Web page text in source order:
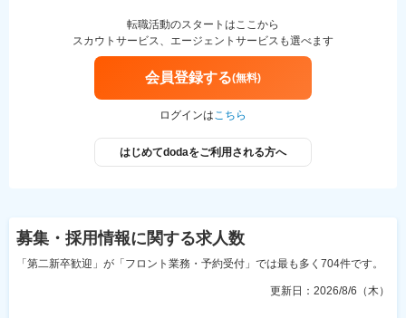
転職活動のスタートはここから
スカウトサービス、エージェントサービスも選べます
会員登録する(無料)
ログインはこちら
はじめてdodaをご利用される方へ
募集・採用情報に関する求人数
「第二新卒歓迎」が「フロント業務・予約受付」では最も多く704件です。
更新日： 2026/8/6（木）